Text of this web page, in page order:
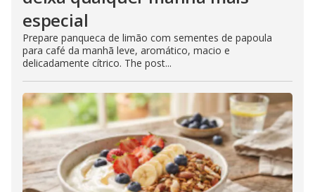
especial
Prepare panqueca de limão com sementes de papoula
para café da manhã leve, aromático, macio e
delicadamente cítrico. The post...